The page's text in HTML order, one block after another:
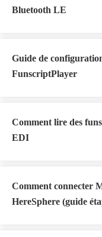
Bluetooth LE
Guide de
FunscriptPlayer
Comment lire des
EDI
Comment connecter
HereSphere (guide